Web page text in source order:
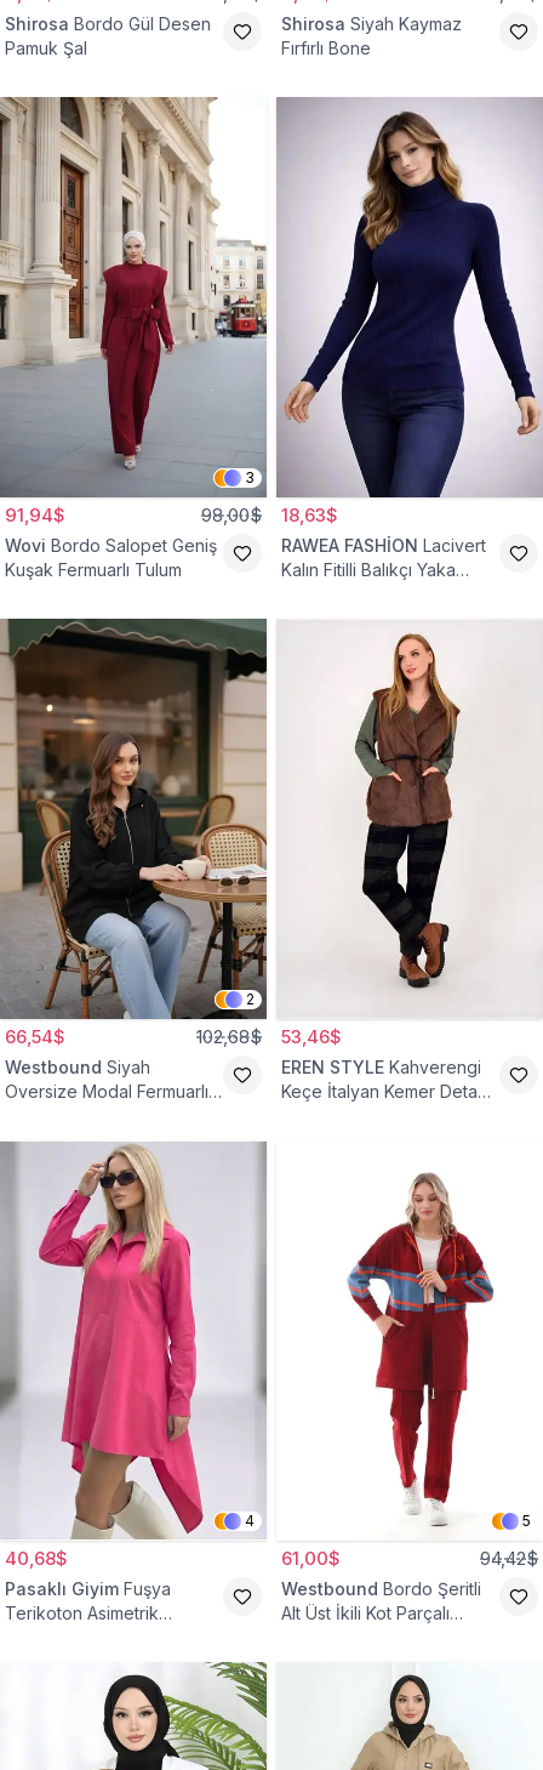
Shirosa Bordo Gül Desen
Pamuk Şal
Shirosa Siyah Kaymaz
Fırfırlı Bone
3
91,94$ 98,00$
Wovi Bordo Salopet Geniş
Kuşak Fermuarlı Tulum
18,63$
RAWEA FASHİON Lacivert
Kalın Fitilli Balıkçı Yaka
2
66,54$ 102,68$
Westbound Siyah
Oversize Modal Fermuarlı
53,46$
EREN STYLE Kahverengi
Keçe İtalyan Kemer Detaylı
4
40,68$
Pasaklı Giyim Fuşya
Terikoton Asimetrik
5
61,00$ 94,42$
Westbound Bordo Şeritli
Alt Üst İkili Kot Parçalı